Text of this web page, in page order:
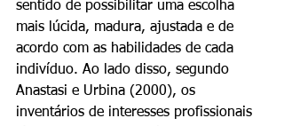
sentido de possibilitar uma escolha
mais lúcida, madura, ajustada e de
acordo com as habilidades de cada
indivíduo. Ao lado disso, segundo
Anastasi e Urbina (2000), os
inventários de interesses profissionais